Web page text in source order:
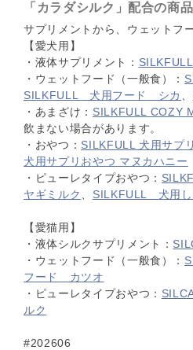
「カラダシルク」配合の商
サプリメントから、ウェットフ
【愛犬用】
・液体サプリメント：
・ウェットフード（一般食）：
SILKFULL 犬用フード シカ
・あまざけ： SILKFULL COZY
飲まない場合があります。
・おやつ： SILKFULL 犬用サプ
犬用サプリおやつ マヌカハニー
・ピューレタイプおやつ：
ヤギミルク
SILKFULL 犬用
【愛猫用】
・液体シルクサプリメント：
・ウェットフード（一般食）：
フード カツオ
・ピューレタイプおやつ：
ルク
#202606